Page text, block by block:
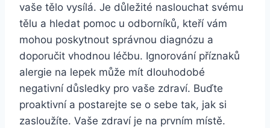
vaše tělo vysílá. Je důležité naslouchat svému
tělu a hledat pomoc u odborníků, kteří vám
mohou poskytnout správnou diagnózu a
doporučit vhodnou léčbu. Ignorování příznaků
alergie na lepek může mít dlouhodobé
negativní důsledky pro vaše zdraví. Buďte
proaktivní a postarejte se o sebe tak, jak si
zasloužíte. Vaše zdraví je na prvním místě.